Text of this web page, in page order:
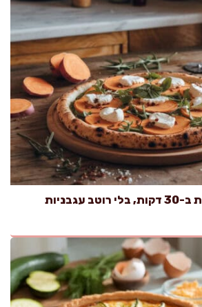
פיצה בטטה משגעת ב-30 דקות, בלי רוטב עגבניות